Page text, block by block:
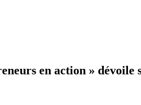
en action » dévoile